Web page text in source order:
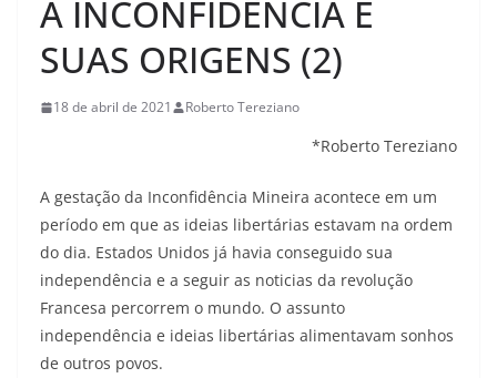
A INCONFIDÊNCIA E
SUAS ORIGENS (2)
18 de abril de 2021 Roberto Tereziano
*Roberto Tereziano
A gestação da Inconfidência Mineira acontece em um
período em que as ideias libertárias estavam na ordem
do dia. Estados Unidos já havia conseguido sua
independência e a seguir as noticias da revolução
Francesa percorrem o mundo. O assunto
independência e ideias libertárias alimentavam sonhos
de outros povos.